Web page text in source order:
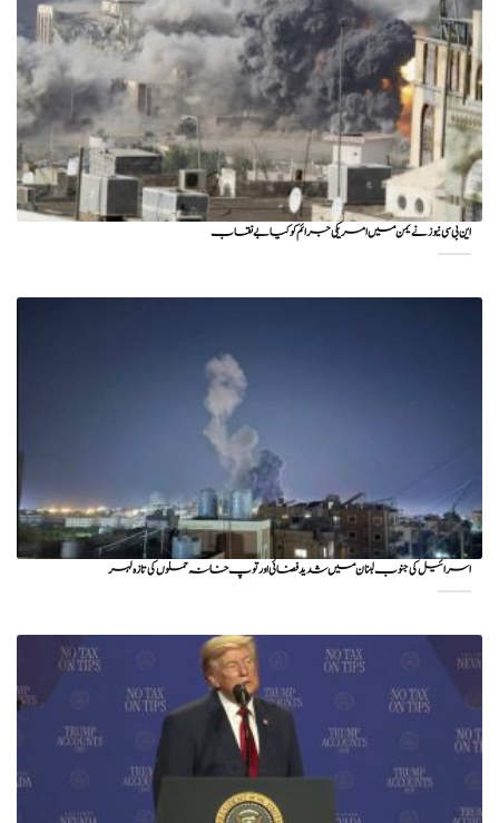
این بی سی نیوز نے یمن میں امریکی جرائم کو کیا بے نقاب
اسرائیل کی جنوب لبنان میں شدید فضائی اور توپ خانہ حملوں کی تازہ لہر